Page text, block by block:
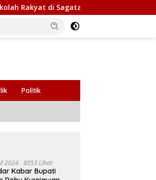
Sagatani, Warga Keluhkan Pengemudi
Politik
2024 8053 Lihat
Kabar Bupati